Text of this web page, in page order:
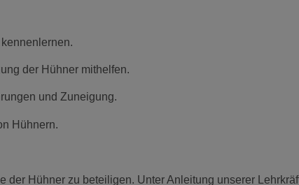
der Hühner mithelfen.
und Zuneigung.
Hühnern.
Hühner zu beteiligen. Unter Anleitung unserer